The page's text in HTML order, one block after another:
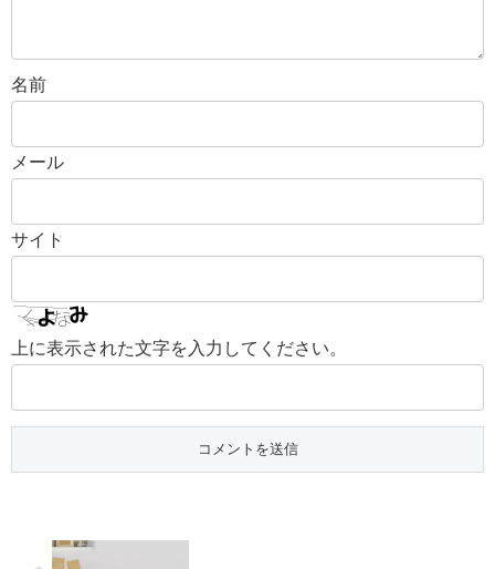
名前
メール
サイト
上に表示された文字を入力してください。